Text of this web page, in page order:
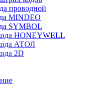
проводной
MINDEO
SYMBOL
HONEYWELL
АТОЛ
2D